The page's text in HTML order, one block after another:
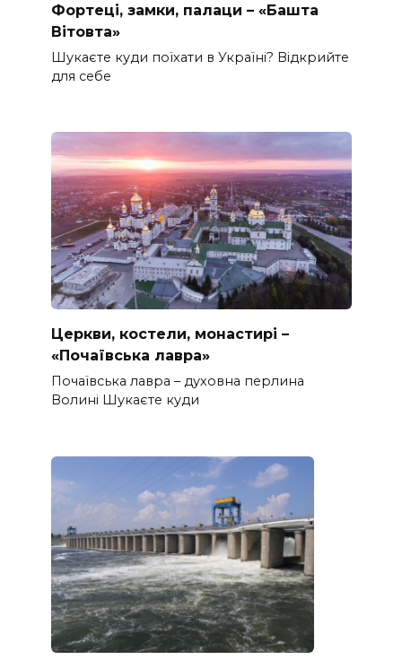
Фортеці, замки, палаци – «Башта
Вітовта»
Шукаєте куди поїхати в Україні? Відкрийте
для себе
Церкви, костели, монастирі –
«Почаївська лавра»
Почаївська лавра – духовна перлина
Волині Шукаєте куди